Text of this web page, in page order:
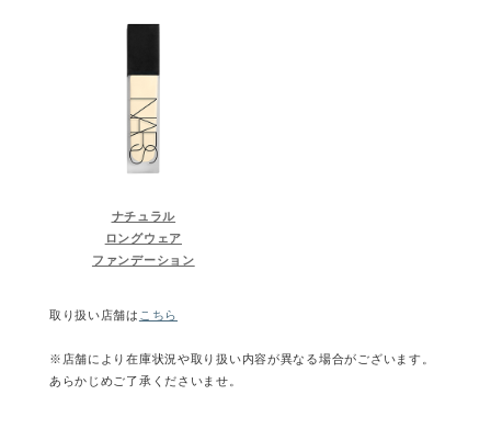
ナチュラル
ロングウェア
ファンデーション
取り扱い店舗は こちら
※店舗により在庫状況や取り扱い内容が異なる場合がございます。
あらかじめご了承くださいませ。